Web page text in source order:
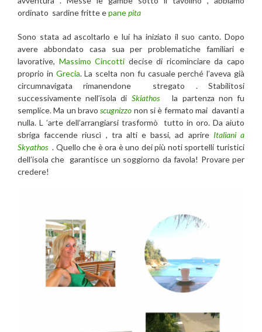
ordinato sardine fritte epanepita
Sono stata ad ascoltarlo e lui ha iniziato il suo canto. Dopo
avere abbondato casa sua per problematiche familiari e
lavorative, Massimo Cincotti decise di ricominciare da capo
proprio in Grecia. La scelta non fu casuale perché l’aveva già
circumnavigata rimanendone stregato . Stabilitosi
successivamente nell’isola di Skiathos
la partenza non fu
semplice. Ma un bravoscugnizzo non si è fermato mai davanti a
nulla. L ’arte dell’arrangiarsi trasformò tutto in oro. Da aiuto
sbriga faccende riuscì , tra alti e bassi, ad aprire Italiani a
Skyathos. Quello che è ora è uno dei più noti sportelli turistici
dell’isola che garantisce un soggiorno da favola! Provare per
credere!